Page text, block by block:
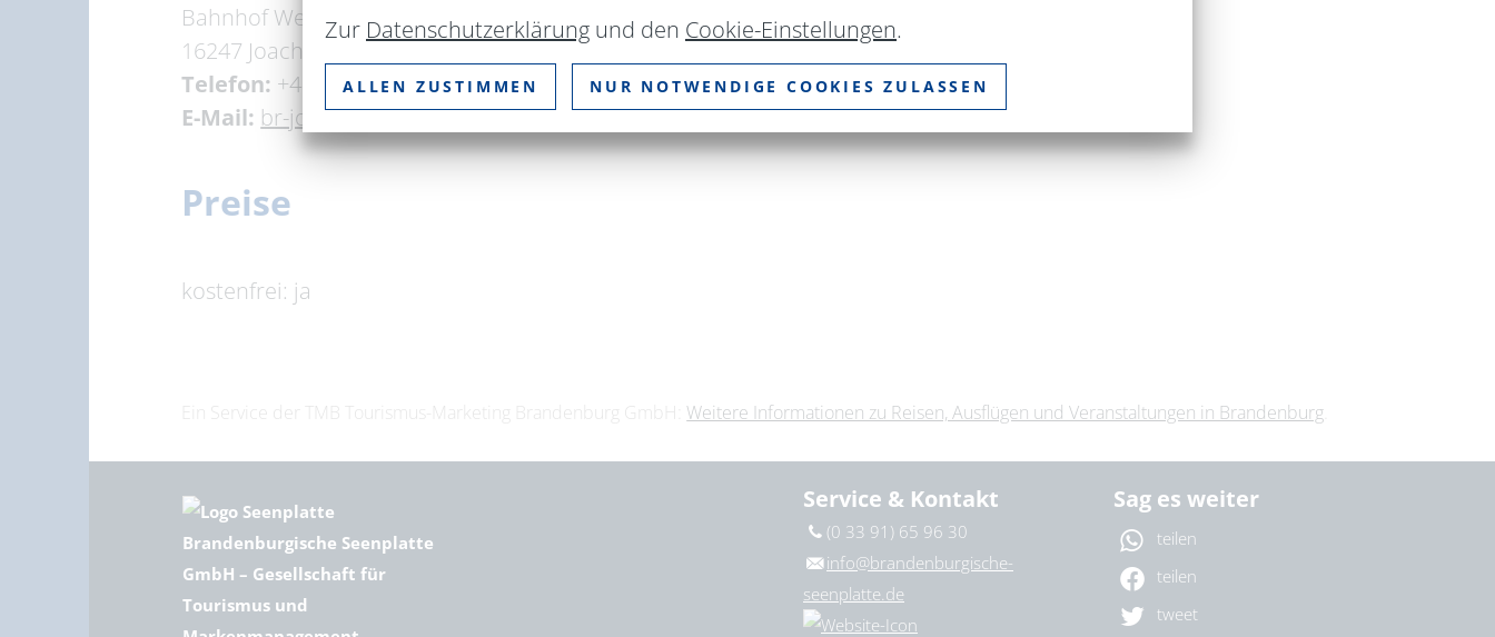
Bahnhof Werbellinsee 2
16247 Joachimsthal
Telefon: +49 33361 64646
E-Mail: br-joachimsthal@web.de
Töpferstraße 1
16247 Joachimsthal
Telefon:+49 33361 64646
E-Mail:br-joachimsthal@web.de
Preise
kostenfrei: ja
Ein Service der TMB Tourismus-Marketing Brandenburg GmbH:Weitere Informationen zu Reisen, Ausflügen und Veranstaltungen in Brandenburg
Brandenburgische Seenplatte
GmbH – Gesellschaft für
Tourismus und
Service & Kontakt
(0 33 91) 65 96 30
info@brandenburgische-
seenplatte.de
Sag es weiter
teilen
teilen
tweet
Zur Datenschutzerklärung und den Cookie-Einstellungen.
ALLEN ZUSTIMMEN NUR NOTWENDIGE COOKIES ZULASSEN